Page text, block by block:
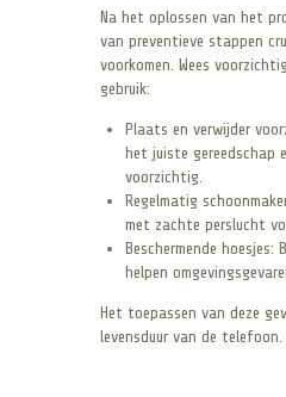
Na het oplossen van het
van preventieve stappen
voorkomen. Wees
gebruik:
Plaats en verwijder
het juiste gereedschap
voorzichtig.
Regelmatig
met zachte perslucht
Beschermende hoesjes:
helpen
Het toepassen van deze
levensduur van de telefoon.